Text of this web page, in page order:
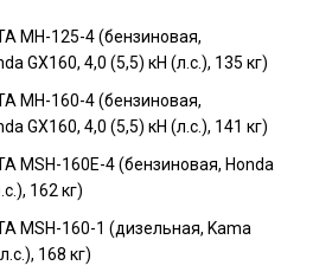
MH-125-4 (бензиновая,
GX160, 4,0 (5,5) кН (л.с.), 135 кг)
MH-160-4 (бензиновая,
GX160, 4,0 (5,5) кН (л.с.), 141 кг)
MSH-160E-4 (бензиновая, Honda
162 кг)
MSH-160-1 (дизельная, Kama
168 кг)